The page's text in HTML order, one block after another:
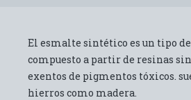
El esmalte sintético es un tipo
compuesto a partir de resinas
exentos de pigmentos tóxicos.
hierros como madera.